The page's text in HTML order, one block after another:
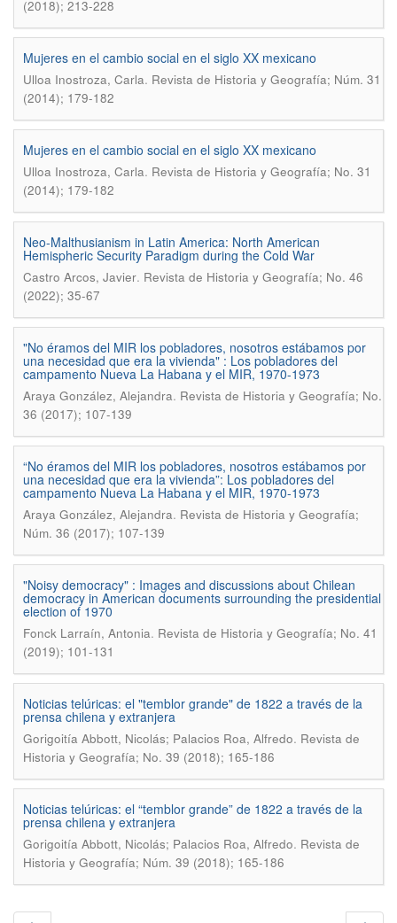
(2018); 213-228
Mujeres en el cambio social en el siglo XX mexicano
Ulloa Inostroza, Carla. Revista de Historia y Geografía; Núm. 31
(2014); 179-182
Mujeres en el cambio social en el siglo XX mexicano
Ulloa Inostroza, Carla. Revista de Historia y Geografí­a; No. 31
(2014); 179-182
Neo-Malthusianism in Latin America: North American
Hemispheric Security Paradigm during the Cold War
Castro Arcos, Javier. Revista de Historia y Geografí­a; No. 46
(2022); 35-67
"No éramos del MIR los pobladores, nosotros estábamos por
una necesidad que era la vivienda" : Los pobladores del
campamento Nueva La Habana y el MIR, 1970-1973
Araya González, Alejandra. Revista de Historia y Geografí­a; No.
36 (2017); 107-139
“No éramos del MIR los pobladores, nosotros estábamos por
una necesidad que era la vivienda”: Los pobladores del
campamento Nueva La Habana y el MIR, 1970-1973
Araya González, Alejandra. Revista de Historia y Geografía;
Núm. 36 (2017); 107-139
"Noisy democracy" : Images and discussions about Chilean
democracy in American documents surrounding the presidential
election of 1970
Fonck Larraí­n, Antonia. Revista de Historia y Geografí­a; No. 41
(2019); 101-131
Noticias telúricas: el "temblor grande" de 1822 a través de la
prensa chilena y extranjera
Gorigoití­a Abbott, Nicolás; Palacios Roa, Alfredo. Revista de
Historia y Geografí­a; No. 39 (2018); 165-186
Noticias telúricas: el “temblor grande” de 1822 a través de la
prensa chilena y extranjera
Gorigoitía Abbott, Nicolás; Palacios Roa, Alfredo. Revista de
Historia y Geografía; Núm. 39 (2018); 165-186